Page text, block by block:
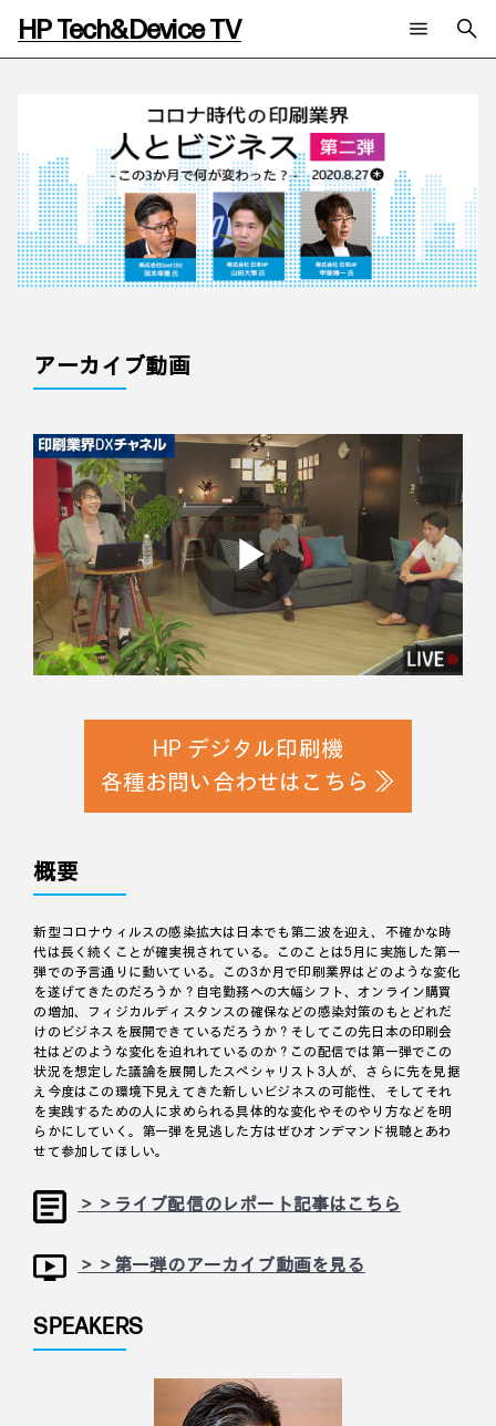
HP Tech&Device TV
全てのコンテンツ
チャンネル
AIの進化と活用事例
製品トレンド & レビュー
サイバーセキュリティ
教育とテクノロジー
ワークステーション
プリンター
タグ
事例
イベントレポート
AI PC
AIワークステーション
イベント・セミナー情報
コラム一覧
ご相談
メールニュース会員登録
HP Tech&Device TV 内のコンテンツを検索します。
アーカイブ動画
Play
Video
HP デジタル印刷機
各種お問い合わせはこちら ≫
概要
新型コロナウィルスの感染拡大は日本でも第二波を迎え、不確かな時
代は長く続くことが確実視されている。このことは5月に実施した第一
弾での予言通りに動いている。この3か月で印刷業界はどのような変化
を遂げてきたのだろうか？自宅勤務への大幅シフト、オンライン購買
の増加、フィジカルディスタンスの確保などの感染対策のもとどれだ
けのビジネスを展開できているだろうか？そしてこの先日本の印刷会
社はどのような変化を迫れれているのか？この配信では第一弾でこの
状況を想定した議論を展開したスペシャリスト3人が、さらに先を見据
え今度はこの環境下見えてきた新しいビジネスの可能性、そしてそれ
を実践するための人に求められる具体的な変化やそのやり方などを明
らかにしていく。第一弾を見逃した方はぜひオンデマンド視聴とあわ
せて参加してほしい。
＞＞ライブ配信のレポート記事はこちら
＞＞第一弾のアーカイブ動画を見る
SPEAKERS